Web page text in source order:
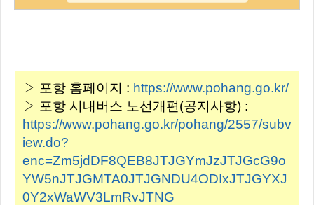
▷ 포항 홈페이지 : https://www.pohang.go.kr/
▷ 포항 시내버스 노선개편(공지사항) :
https://www.pohang.go.kr/pohang/2557/subv
iew.do?
enc=Zm5jdDF8QEB8JTJGYmJzJTJGcG9o
YW5nJTJGMTA0JTJGNDU4ODIxJTJGYXJ
0Y2xWaWV3LmRvJTNG